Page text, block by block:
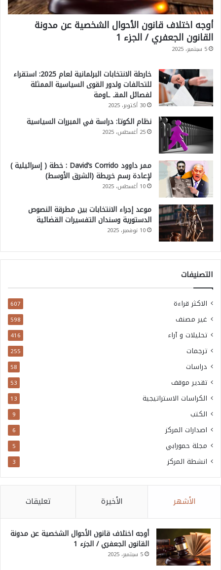
أوجه اختلاف قانون الأحوال الشخصية عن مدونة
القانون الجعفري / الجزء 1
5 سبتمبر، 2025
خارطة الانتخابات البرلمانية لعام 2025: استقراء
للتحالفات ولدور القوى السياسية الممثلة
لفصائل المقـ ـاومة
30 أكتوبر، 2025
نظام الكوتا: دراسة في المبررات السياسية
25 أغسطس، 2025
ممر داوود David’s Corrido : خطة ( إسرائيلية )
لإعادة رسم خريطة (الشرق الأوسط)
10 أغسطس، 2025
موعد إجراء الانتخابات بين مطرقة النصوص
الدستورية وسندان التفسيرات القضائية
10 نوفمبر، 2025
التصنيفات
الاكثر قراءة 607
غير مصنف 598
تحليلات و آراء 416
ترجمات 255
دراسات 58
تقدير موقف 53
الكراسات الاستراتيجية 13
الكتب 9
اصدارات المركز 6
مجلة حمورابي 5
انشطة المركز 3
الأشهر الأخيرة تعليقات
أوجه اختلاف قانون الأحوال الشخصية عن مدونة
القانون الجعفري / الجزء 1
5 سبتمبر، 2025